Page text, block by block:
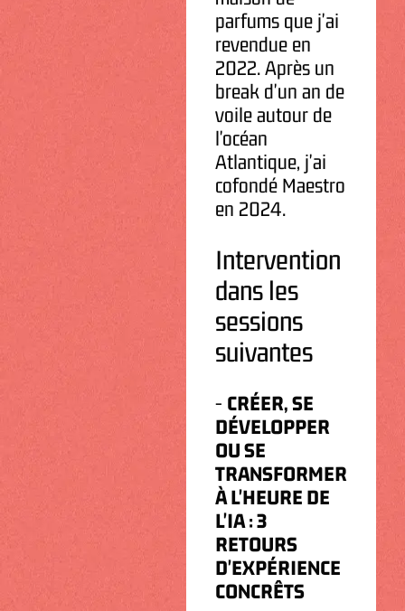
parfums que j'ai
revendue en
2022. Après un
break d'un an de
voile autour de
l'océan
Atlantique, j'ai
cofondé Maestro
en 2024.
Intervention
dans les
sessions
suivantes
- CRÉER, SE
DÉVELOPPER
OU SE
TRANSFORMER
À L'HEURE DE
L'IA : 3
RETOURS
D'EXPÉRIENCE
CONCRÊTS